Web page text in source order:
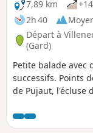
7,89 km
2h 40
Départ à
(Gard)
Petite balade avec
successifs. Points
de Pujaut, l'écluse